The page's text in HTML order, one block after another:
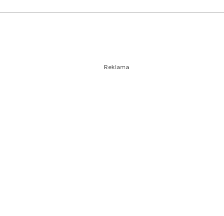
Reklama